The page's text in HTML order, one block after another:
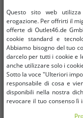
Questo sito web
erogazione. Per offrirti il
offerte di Outlet46.de
cookie standard e
Abbiamo bisogno del tuo
darcelo per tutti i cookie e
anche utilizzare solo i
Sotto la voce "Ulteriori
responsabile di cosa e
disponibili nella nostra
revocare il tuo consenso lì